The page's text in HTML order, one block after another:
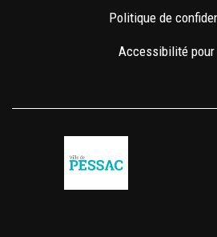
Politique de
Accessibilité pour